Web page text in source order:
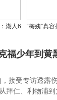
湖人6
换引
“梅姨”真
划步入婚
福少年到黄
接受专访透露
拜仁、利物浦